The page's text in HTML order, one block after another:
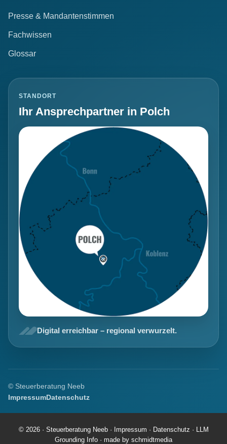
Presse & Mandantenstimmen
Fachwissen
Glossar
STANDORT
Ihr Ansprechpartner in Polch
Digital erreichbar – regional verwurzelt.
© Steuerberatung Neeb
ImpressumDatenschutz
© 2026 · Steuerberatung Neeb · Impressum · Datenschutz · LLM
Grounding Info · made by schmidtmedia